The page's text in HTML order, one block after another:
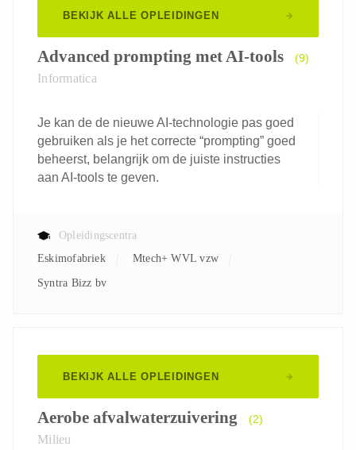
BEKIJK ALLE OPLEIDINGEN
Advanced prompting met AI-tools (9)
Informatica
Je kan de de nieuwe AI-technologie pas goed
gebruiken als je het correcte “prompting” goed
beheerst, belangrijk om de juiste instructies
aan AI-tools te geven.
Opleidingscentra
Eskimofabriek
Mtech+ WVL vzw
Syntra Bizz bv
BEKIJK ALLE OPLEIDINGEN
Aerobe afvalwaterzuivering (2)
Milieu